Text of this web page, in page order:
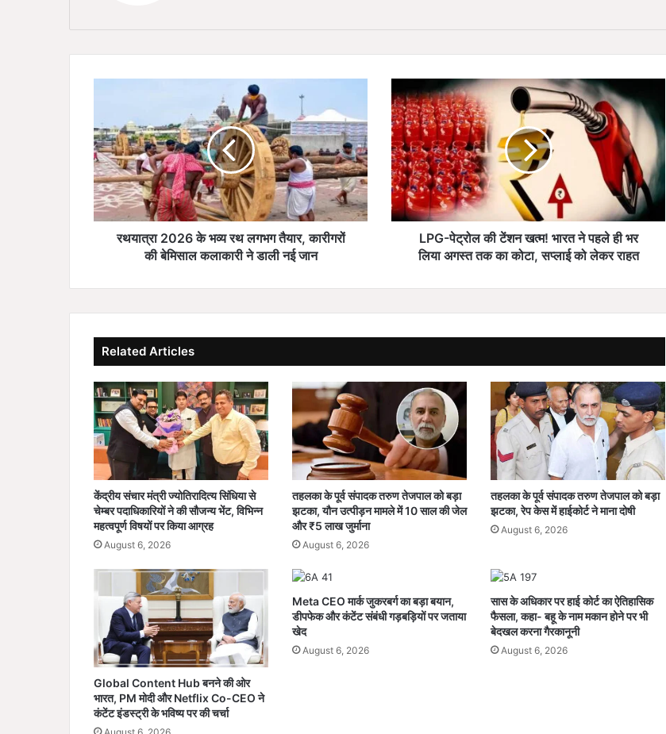
त्रा
2
0
2
6
के
थ
भ
तै
या
र
,
का
री
की
बे
ल
री
ने
डा
ली
न
ई
रथयात्रा 2026 के भव्य रथ लगभग तैयार, कारीगरों
की बेमिसाल कलाकारी ने डाली नई जान
P
G
-
पे
ट्रो
ल
की
टें
त्म
र
ने
ले
ही
भ
र
या
का
को
LPG-पेट्रोल की टेंशन खत्म! भारत ने पहले ही भर
लिया अगस्त तक का कोटा, सप्लाई को लेकर राहत
Related Articles
केंद्रीय संचार मंत्री ज्योतिरादित्य सिंधिया से
चेम्बर पदाधिकारियों ने की सौजन्य भेंट, विभिन्न
महत्वपूर्ण विषयों पर किया आग्रह
August 6, 2026
तहलका के पूर्व संपादक तरुण तेजपाल को बड़ा
झटका, यौन उत्पीड़न मामले में 10 साल की जेल
और ₹5 लाख जुर्माना
August 6, 2026
तहलका के पूर्व संपादक तरुण तेजपाल को बड़ा
झटका, रेप केस में हाईकोर्ट ने माना दोषी
August 6, 2026
Global Content Hub बनने की ओर
भारत, PM मोदी और Netflix Co-CEO ने
कंटेंट इंडस्ट्री के भविष्य पर की चर्चा
Meta CEO मार्क जुकरबर्ग का बड़ा बयान,
डीपफेक और कंटेंट संबंधी गड़बड़ियों पर जताया
खेद
August 6, 2026
सास के अधिकार पर हाई कोर्ट का ऐतिहासिक
फैसला, कहा- बहू के नाम मकान होने पर भी
बेदखल करना गैरकानूनी
August 6, 2026